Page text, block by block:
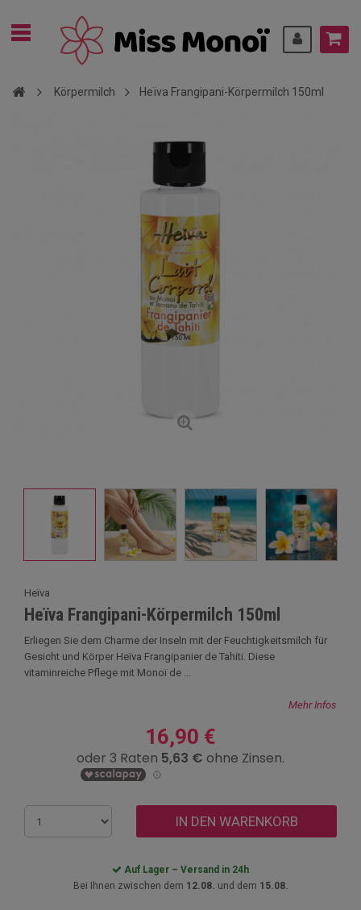
Körpermilch Heïva Frangipani-Körpermilch 150ml
Heïva
Heïva Frangipani-Körpermilch 150ml
Erliegen Sie dem Charme der Inseln mit der Feuchtigkeitsmilch für
Gesicht und Körper Heïva Frangipanier de Tahiti. Diese
vitaminreiche Pflege mit Monoï de ...
Mehr Infos
16,90 €
IN DEN WARENKORB
Auf Lager – Versand in 24h
Bei Ihnen zwischen dem 12.08. und dem 15.08.